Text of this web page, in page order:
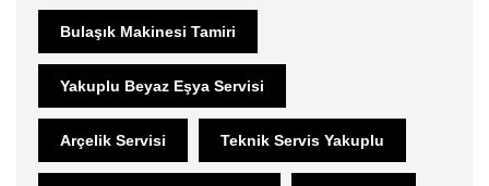
Bulaşık Makinesi Tamiri
Yakuplu Beyaz Eşya Servisi
Arçelik Servisi Teknik Servis Yakuplu